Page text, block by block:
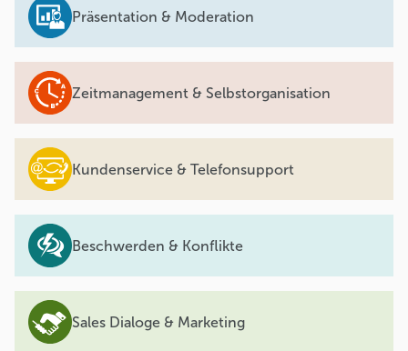
Präsentation & Moderation
Zeitmanagement & Selbstorganisation
Kundenservice & Telefonsupport
Beschwerden & Konflikte
Sales Dialoge & Marketing